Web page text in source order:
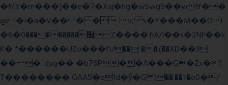
�MY�m���]��e�7�Xaj׃�hg�wSwg9��wƗf��
@�I�a�V����-v,5�Y���M��Ol
�׿���������0�6Z����:hA/I��s�2NF��k
K� *������UZo���ח/�� ��.(��XD��3
��=^�`dyg�� �b76P��A���G�Zx�]
T�������� GAA5̔�o1d�ӳ�G )��:��ℱ�o0�/